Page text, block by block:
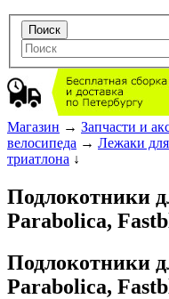
Магазин → Запчасти и
велосипеда → Лежаки
триатлона ↓
Подлокотники
Parabolica,
Подлокотники
Parabolica,